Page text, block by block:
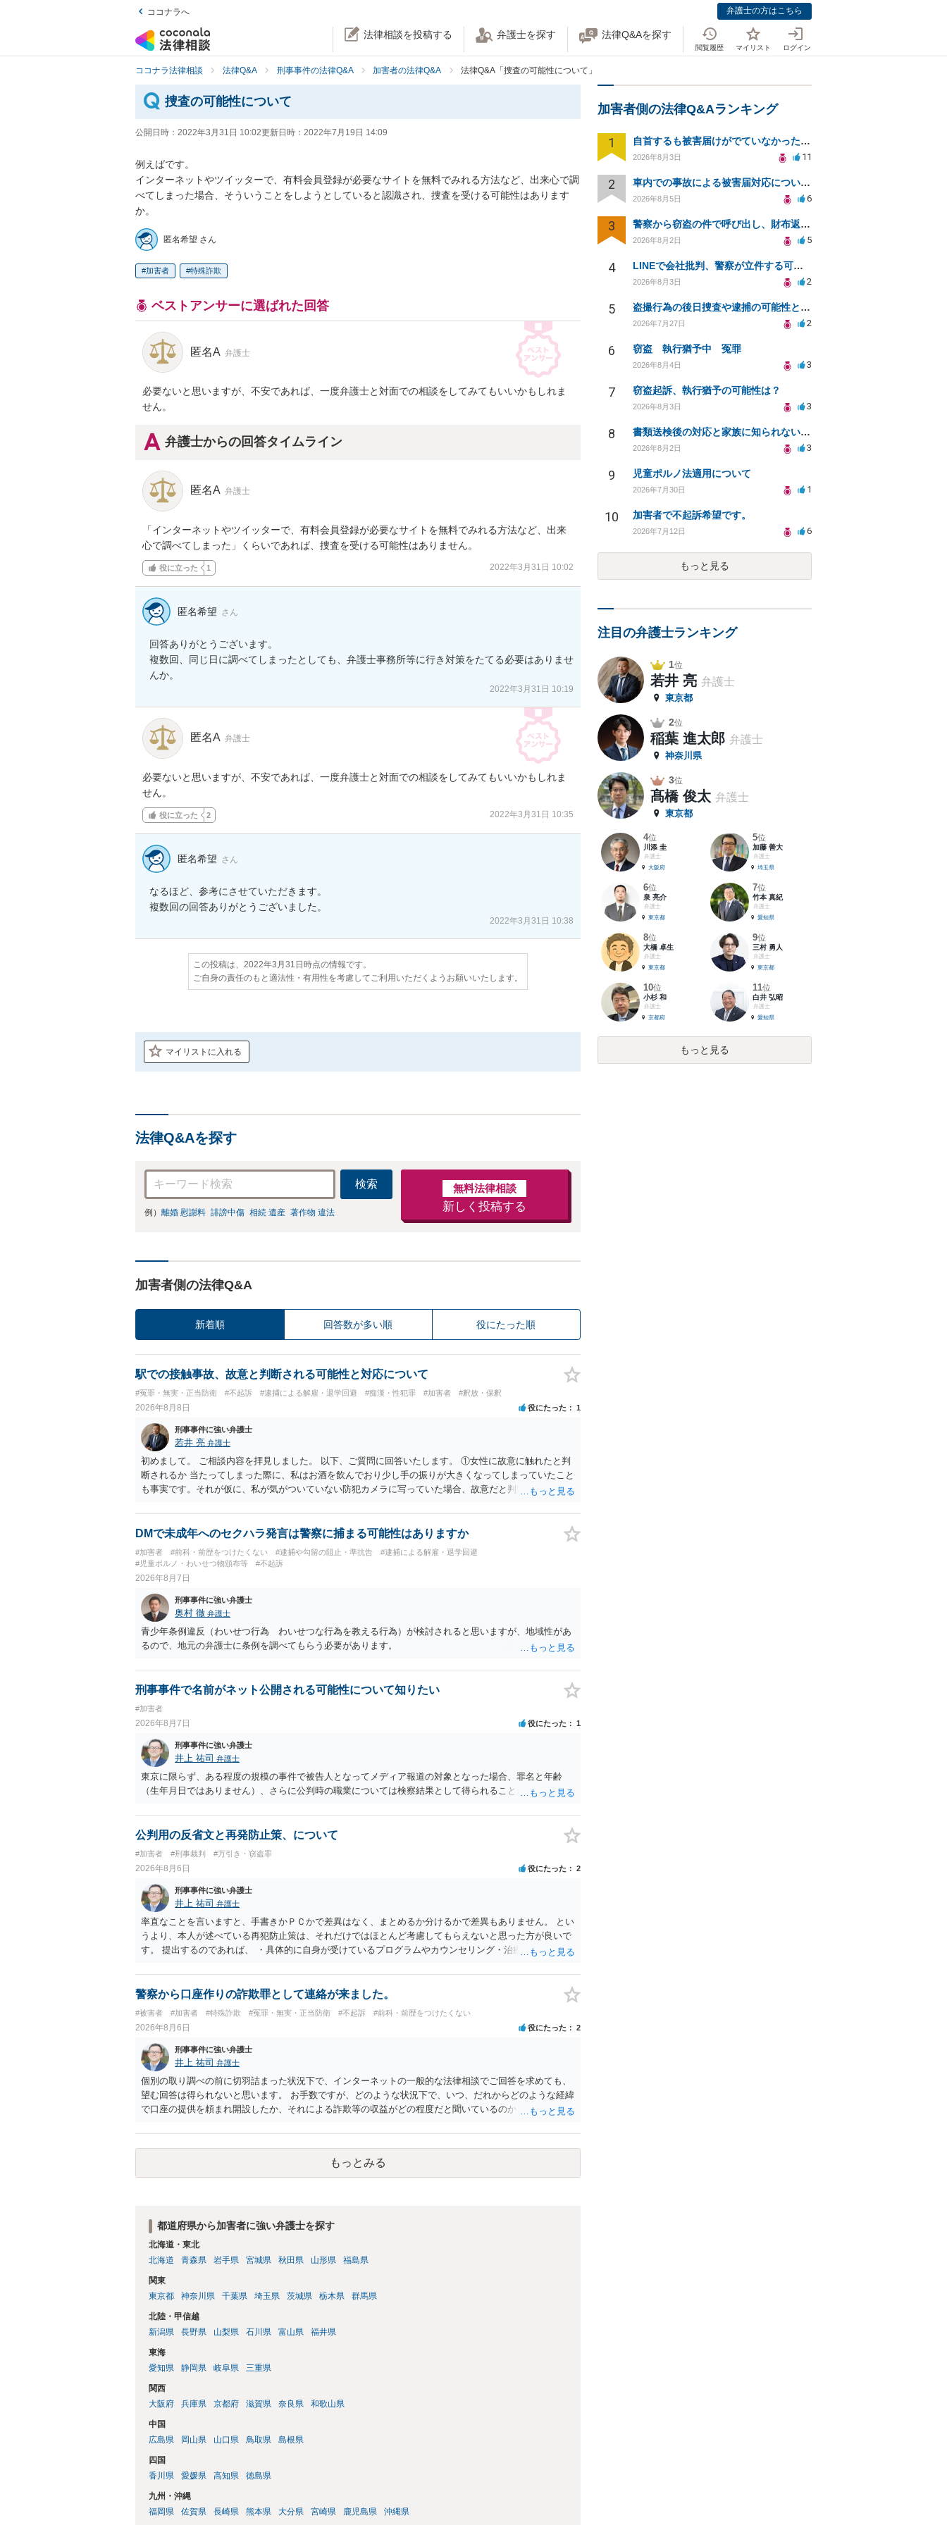
ココナラへ 弁護士の方はこちら
法律相談を投稿する 弁護士を探す 法律Q&Aを探す
閲覧履歴 マイリスト ログイン
ココナラ法律相談 法律Q&A 刑事事件の法律Q&A 加害者の法律Q&A 法律Q&A「捜査の可能性について」
捜査の可能性について
公開日時： 2022年3月31日 10:02更新日時： 2022年7月19日 14:09
例えばです。
インターネットやツイッターで、有料会員登録が必要なサイトを無料でみれる方法など、出来心で調
べてしまった場合、そういうことをしようとしていると認識され、捜査を受ける可能性はあります
か。
匿名希望 さん
加害者 特殊詐欺
ベストアンサーに選ばれた回答
匿名A 弁護士
必要ないと思いますが、不安であれば、一度弁護士と対面での相談をしてみてもいいかもしれま
せん。
弁護士からの回答タイムライン
匿名A 弁護士
「インターネットやツイッターで、有料会員登録が必要なサイトを無料でみれる方法など、出来
心で調べてしまった」くらいであれば、捜査を受ける可能性はありません。
役に立った 1 2022年3月31日 10:02
匿名希望 さん
回答ありがとうございます。
複数回、同じ日に調べてしまったとしても、弁護士事務所等に行き対策をたてる必要はありませ
んか。
2022年3月31日 10:19
匿名A 弁護士
必要ないと思いますが、不安であれば、一度弁護士と対面での相談をしてみてもいいかもしれま
せん。
役に立った 2 2022年3月31日 10:35
匿名希望 さん
なるほど、参考にさせていただきます。
複数回の回答ありがとうございました。
2022年3月31日 10:38
この投稿は、2022年3月31日時点の情報です。
ご自身の責任のもと適法性・有用性を考慮してご利用いただくようお願いいたします。
マイリストに入れる
法律Q&Aを探す
検索
例） 離婚 慰謝料 誹謗中傷 相続 遺産 著作物 違法
無料法律相談
新しく投稿する
加害者側の法律Q&A
新着順 回答数が多い順 役にたった順
駅での接触事故、故意と判断される可能性と対応について
#冤罪・無実・正当防衛 #不起訴 #逮捕による解雇・退学回避 #痴漢・性犯罪 #加害者 #釈放・保釈
2026年8月8日 役にたった 1
刑事事件に強い弁護士
若井 亮 弁護士
初めまして。 ご相談内容を拝見しました。 以下、ご質問に回答いたします。 ①女性に故意に触れたと判
断されるか 当たってしまった際に、私はお酒を飲んでおり少し手の振りが大きくなってしまっていたこと
も事実です。それが仮に、私が気がついていない防犯カメラに写っていた場合、故意だと判定されやすい
の可能性 この行為により、痴漢やその他の犯罪を犯したとして、逮捕、呼び出しされる可能性はどれほど
でしょうか？ 誤って当たってしまっただけであり、さらにその場で女性等のアクションが無かったことか
ほどの期間逮捕呼び出しの可能性があると考えれば良いのでしょうか？ 逮捕や呼び出しの可能性は極めて
低いと思います。 連絡が来ることはないでしょう。
DMで未成年へのセクハラ発言は警察に捕まる可能性はありますか
#加害者 #前科・前歴をつけたくない #逮捕や勾留の阻止・準抗告
#逮捕による解雇・退学回避
#児童ポルノ・わいせつ物頒布等
#不起訴
2026年8月7日
刑事事件に強い弁護士
奥村 徹 弁護士
青少年条例違反（わいせつ行為 わいせつな行為を教える行為）が検討されると思いますが、地域性があ
るので、地元の弁護士に条例を調べてもらう必要があります。
刑事事件で名前がネット公開される可能性について知りたい
#加害者
2026年8月7日 役にたった 1
刑事事件に強い弁護士
井上 祐司 弁護士
東京に限らず、ある程度の規模の事件で被告人となってメディア報道の対象となった場合、罪名と年齢
（生年月日ではありません）、さらに公判時の職業については検察結果として得られることが通常です。
公判用の反省文と再発防止策、について
#加害者 #刑事裁判 #万引き・窃盗罪
2026年8月6日 役にたった 2
刑事事件に強い弁護士
井上 祐司 弁護士
率直なことを言いますと、手書きかＰＣかで差異はなく、まとめるか分けるかで差異もありません。 とい
うより、本人が述べている再犯防止策は、それだけではほとんど考慮してもらえないと思った方が良いで
す。 提出するのであれば、 ・具体的に自身が受けているプログラムやカウンセリング・治療の内容 ・利
者の証言 など、証拠で担保された客観性と実現可能性があるものでなければあまり意味がありません。
もともと執行猶予が狙える事案であれば本人の反省の言葉だけで十分であり、実刑となるか微妙な事案で
警察から口座作りの詐欺罪として連絡が来ました。
#被害者 #加害者 #特殊詐欺 #冤罪・無実・正当防衛 #不起訴 #前科・前歴をつけたくない
2026年8月6日 役にたった 2
刑事事件に強い弁護士
井上 祐司 弁護士
個別の取り調べの前に切羽詰まった状況下で、インターネットの一般的な法律相談でご回答を求めても、
望む回答は得られないと思います。 お手数ですが、どのような状況下で、いつ、だれからどのような経緯
で口座の提供を頼まれ開設したか、それによる詐欺等の収益がどの程度だと聞いているのかということに
でいえば、任意取り調べの場合、ＩＣレコーダーを持参して取り調べ内容を録音することは必須だと考え
ます。
もっとみる
都道府県から加害者に強い弁護士を探す
北海道・東北
北海道
青森県 岩手県 宮城県 秋田県 山形県 福島県
関東
東京都
神奈川県 千葉県 埼玉県 茨城県 栃木県 群馬県
北陸・甲信越
新潟県
長野県 山梨県 石川県 富山県 福井県
東海
愛知県
静岡県 岐阜県 三重県
関西
大阪府
兵庫県 京都府 滋賀県 奈良県 和歌山県
中国
広島県
岡山県 山口県 鳥取県 島根県
四国
香川県
愛媛県 高知県 徳島県
九州・沖縄
福岡県
佐賀県 長崎県 熊本県 大分県 宮崎県 鹿児島県 沖縄県
加害者側の法律Q&Aランキング
1 自首するも被害届けがでていなかった場合
2026年8月3日 11
2 車内での事故による被害届対応についての相談
2026年8月5日 6
3 警察から窃盗の件で呼び出し、財布返却で自首すべきか？
2026年8月2日 5
4 LINEで会社批判、警察が立件する可能性は？
2026年8月3日 2
5 盗撮行為の後日捜査や逮捕の可能性と初動対応について
2026年7月27日 2
6 窃盗 執行猶予中 冤罪
2026年8月4日 3
7 窃盗起訴、執行猶予の可能性は？
2026年8月3日 3
8 書類送検後の対応と家族に知られないための手続きについて相談
2026年8月2日 3
9 児童ポルノ法適用について
2026年7月30日 1
10 加害者で不起訴希望です。
2026年7月12日 6
もっと見る
注目の弁護士ランキング
1位
若井 亮 弁護士
東京都
2位
稲葉 進太郎 弁護士
神奈川県
3位
髙橋 俊太 弁護士
東京都
4位
川添 圭
弁護士
大阪府
5位
加藤 善大
弁護士
埼玉県
6位
泉 亮介
弁護士
東京都
7位
竹本 真紀
弁護士
愛知県
8位
大橋 卓生
弁護士
東京都
9位
三村 勇人
弁護士
東京都
10位
小杉 和
弁護士
京都府
11位
白井 弘昭
弁護士
愛知県
もっと見る